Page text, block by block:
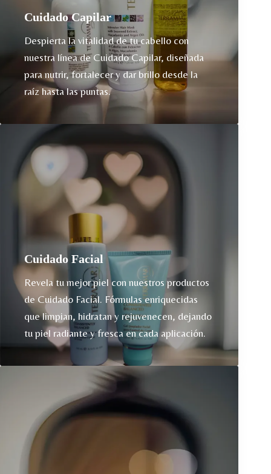
Cuidado Capilar
Despierta la vitalidad de tu cabello con
nuestra línea de Cuidado Capilar, diseñada
para nutrir, fortalecer y dar brillo desde la
raíz hasta las puntas.
Cuidado Facial
Revela tu mejor piel con nuestros productos
de Cuidado Facial. Fórmulas enriquecidas
que limpian, hidratan y rejuvenecen, dejando
tu piel radiante y fresca en cada aplicación.